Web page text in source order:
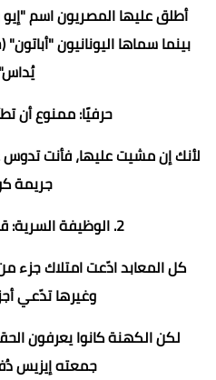
أطلق عليها المصريون اسم
حرفيًا: ممنوع أن
لأنك إن مشيت عليها، فأنت
جريمة
2. الوظيفة السرية: قبر أوزير الحقيقي
كل المعابد ادّعت امتلاك جزء
وغيرها تدّعي
لكن الكهنة كانوا يعرفون
جمعته إيزيس